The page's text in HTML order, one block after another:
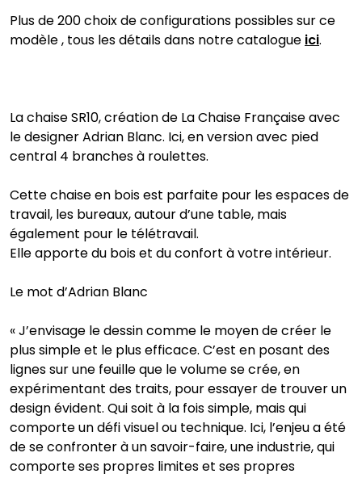
Plus de 200 choix de configurations possibles sur ce
modèle , tous les détails dans notre catalogue ici.
La chaise SR10, création de La Chaise Française avec
le designer Adrian Blanc. Ici, en version avec pied
central 4 branches à roulettes.
Cette chaise en bois est parfaite pour les espaces de
travail, les bureaux, autour d’une table, mais
également pour le télétravail.
Elle apporte du bois et du confort à votre intérieur.
Le mot d’Adrian Blanc
« J’envisage le dessin comme le moyen de créer le
plus simple et le plus efficace. C’est en posant des
lignes sur une feuille que le volume se crée, en
expérimentant des traits, pour essayer de trouver un
design évident. Qui soit à la fois simple, mais qui
comporte un défi visuel ou technique. Ici, l’enjeu a été
de se confronter à un savoir-faire, une industrie, qui
comporte ses propres limites et ses propres